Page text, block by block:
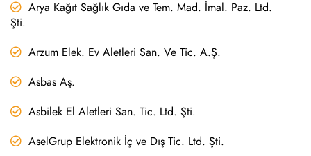
Arya Kağıt Sağlık Gıda ve Tem. Mad. İmal. Paz. Ltd.
Şti.
Arzum Elek. Ev Aletleri San. Ve Tic. A.Ş.
Asbas Aş.
Asbilek El Aletleri San. Tic. Ltd. Şti.
AselGrup Elektronik İç ve Dış Tic. Ltd. Şti.